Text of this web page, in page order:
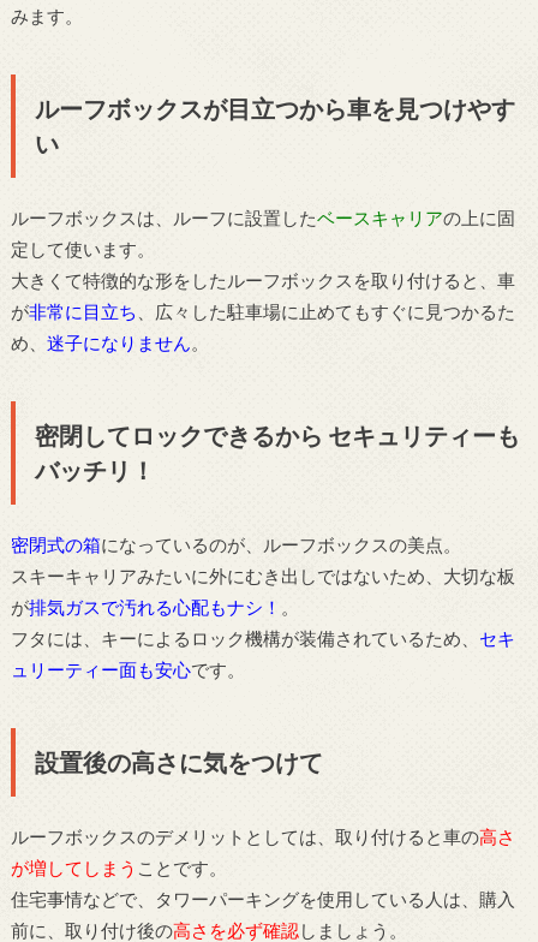
みます。
ルーフボックスが目立つから車を見つけやす
い
ルーフボックスは、ルーフに設置したベースキャリアの上に固
定して使います。
大きくて特徴的な形をしたルーフボックスを取り付けると、車
が非常に目立ち
、広々した駐車場に止めてもすぐに見つかるた
め、 迷子になりません。
密閉してロックできるから セキュリティーも
バッチリ！
密閉式の箱になっているのが、ルーフボックスの美点。
スキーキャリアみたいに外にむき出しではないため、大切な板
が排気ガスで汚れる心配もナシ！ 。
フタには、キーによるロック機構が装備されているため、 セキ
ュリーティー面も安心です。
設置後の高さに気をつけて
ルーフボックスのデメリットとしては、取り付けると車の高さ
が増してしまう ことです。
住宅事情などで、タワーパーキングを使用している人は、購入
前に、取り付け後の高さを必ず確認しましょう。